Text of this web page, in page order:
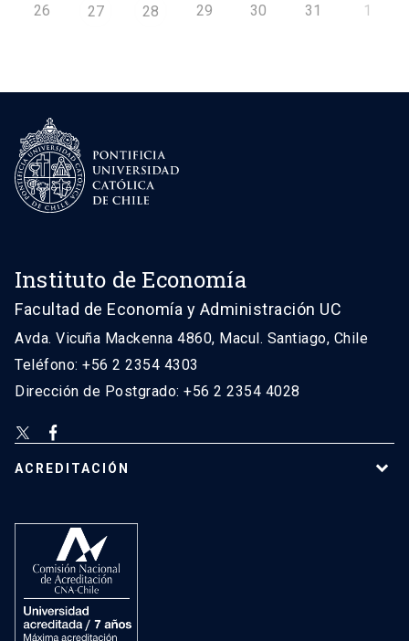
26 27 28 29 30 31 1
Instituto de Economía
Facultad de Economía y Administración UC
Avda. Vicuña Mackenna 4860, Macul. Santiago, Chile
Teléfono: +56 2 2354 4303
Dirección de Postgrado: +56 2 2354 4028
ACREDITACIÓN